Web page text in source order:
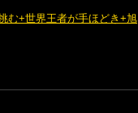
む+世界王者が手ほどき+旭